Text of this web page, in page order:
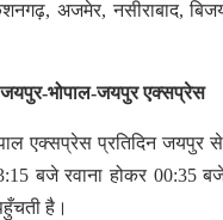
अजमेर, नसीराबाद,
भोपाल-जयपुर एक्सप्रेस
एक्सप्रेस प्रतिदिन जयपुर
बजे रवाना होकर 00:35
है।